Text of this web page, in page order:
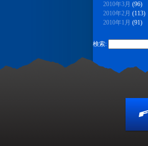
2010年3月 (96)
2010年2月 (113)
2010年1月 (91)
検索: